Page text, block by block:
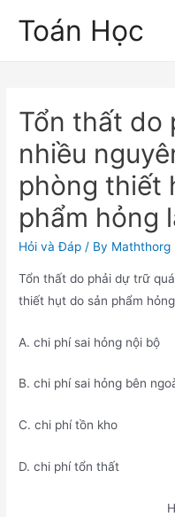
Toán Học
Tổn thất do
nhiều
phòng thiết
phẩm hỏng
Hỏi và Đáp / By Maththorg
Tổn thất do phải dự trữ
thiết hụt do sản phẩm
A. chi phí sai hỏng nội bộ
B. chi phí sai hỏng bên
C. chi phí tồn kho
D. chi phí tổn thất